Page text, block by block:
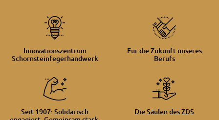
Innovationszentrum
Schornsteinfegerhandwerk
Für die Zukunft unseres
Berufs
Seit 1907: Solidarisch
Die Säulen des ZDS